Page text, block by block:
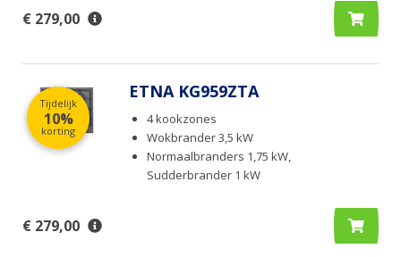
€ 279,00
Tijdelijk
10%
korting
ETNA KG959ZTA
4 kookzones
Wokbrander 3,5 kW
Normaalbranders 1,75 kW,
Sudderbrander 1 kW
€ 279,00